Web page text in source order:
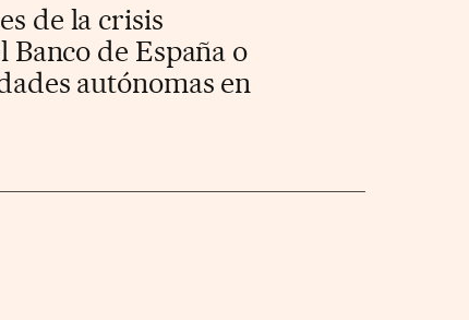
de la crisis
de España o
autónomas en